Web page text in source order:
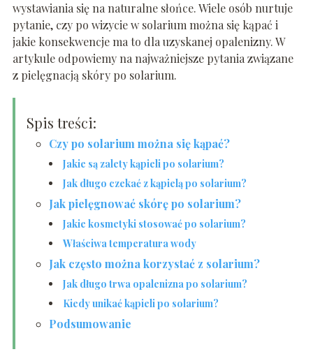
wystawiania się na naturalne słońce. Wiele osób nurtuje
pytanie, czy po wizycie w solarium można się kąpać i
jakie konsekwencje ma to dla uzyskanej opalenizny. W
artykule odpowiemy na najważniejsze pytania związane
z pielęgnacją skóry po solarium.
Spis treści:
Czy po solarium można się kąpać?
Jakie są zalety kąpieli po solarium?
Jak długo czekać z kąpielą po solarium?
Jak pielęgnować skórę po solarium?
Jakie kosmetyki stosować po solarium?
Właściwa temperatura wody
Jak często można korzystać z solarium?
Jak długo trwa opalenizna po solarium?
Kiedy unikać kąpieli po solarium?
Podsumowanie